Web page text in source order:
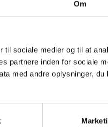
Om
til sociale medier og til at
partnere inden for sociale
med andre oplysninger, du
kr.